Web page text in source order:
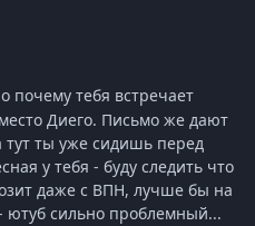
почему тебя встречает
Диего. Письмо же дают
тут ты уже сидишь перед
у тебя - буду следить что
даже с ВПН, лучше бы на
ютуб сильно проблемный...